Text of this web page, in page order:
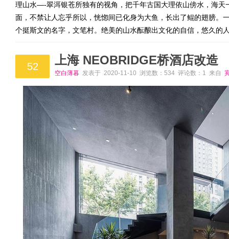
理山水—-翠洱银苍所独有的视角，把千年古国大理依山傍水，海
面，不禁让人忘乎所以，恍惚间已化身为大鱼，长出了鲲的翅膀。
个挺斯文的名字，文笔村。绝美的山水酝酿出文化的自信，悠久的
52 上海 NEOBRIDGE桥酒店改造
空白薄暮 发表于 2020-11-10 浏览数：534 评论数：1 来自